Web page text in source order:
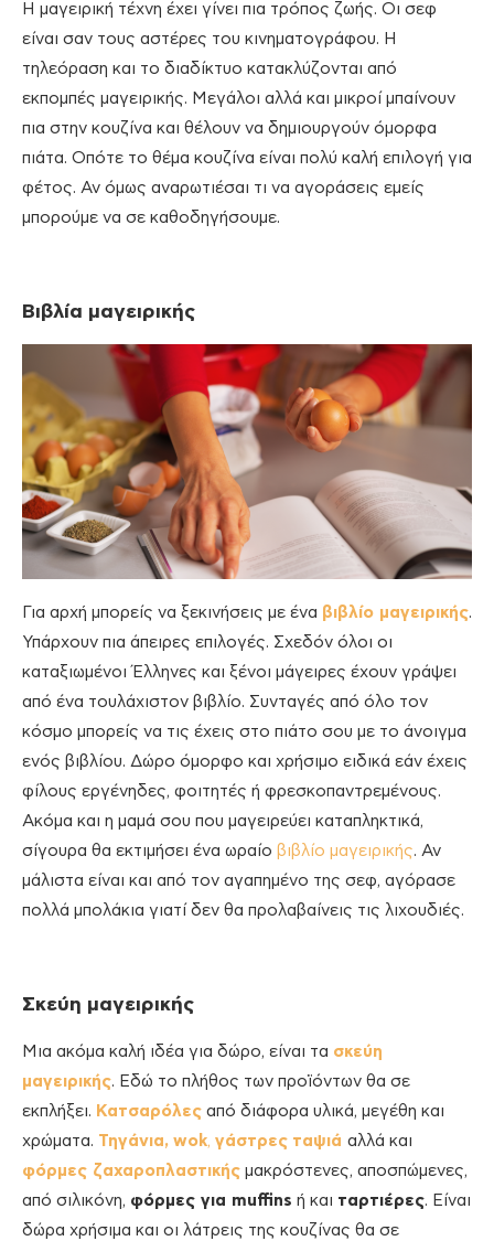
Η μαγειρική τέχνη έχει γίνει πια τρόπος ζωής. Οι σεφ
είναι σαν τους αστέρες του κινηματογράφου. Η
τηλεόραση και το διαδίκτυο κατακλύζονται από
εκπομπές μαγειρικής. Μεγάλοι αλλά και μικροί μπαίνουν
πια στην κουζίνα και θέλουν να δημιουργούν όμορφα
πιάτα. Οπότε το θέμα κουζίνα είναι πολύ καλή επιλογή για
φέτος. Αν όμως αναρωτιέσαι τι να αγοράσεις εμείς
μπορούμε να σε καθοδηγήσουμε.
Βιβλία μαγειρικής
Για αρχή μπορείς να ξεκινήσεις με ένα βιβλίο μαγειρικής.
Υπάρχουν πια άπειρες επιλογές. Σχεδόν όλοι οι
καταξιωμένοι Έλληνες και ξένοι μάγειρες έχουν γράψει
από ένα τουλάχιστον βιβλίο. Συνταγές από όλο τον
κόσμο μπορείς να τις έχεις στο πιάτο σου με το άνοιγμα
ενός βιβλίου. Δώρο όμορφο και χρήσιμο ειδικά εάν έχεις
φίλους εργένηδες, φοιτητές ή φρεσκοπαντρεμένους.
Ακόμα και η μαμά σου που μαγειρεύει καταπληκτικά,
σίγουρα θα εκτιμήσει ένα ωραίο βιβλίο μαγειρικής. Αν
μάλιστα είναι και από τον αγαπημένο της σεφ, αγόρασε
πολλά μπολάκια γιατί δεν θα προλαβαίνεις τις λιχουδιές.
Σκεύη μαγειρικής
Μια ακόμα καλή ιδέα για δώρο, είναι τα σκεύη
μαγειρικής. Εδώ το πλήθος των προϊόντων θα σε
εκπλήξει. Κατσαρόλες από διάφορα υλικά, μεγέθη και
χρώματα. Τηγάνια, wok, γάστρες ταψιά αλλά και
φόρμες ζαχαροπλαστικής μακρόστενες, αποσπώμενες,
από σιλικόνη, φόρμες για muffins ή και ταρτιέρες. Είναι
δώρα χρήσιμα και οι λάτρεις της κουζίνας θα σε